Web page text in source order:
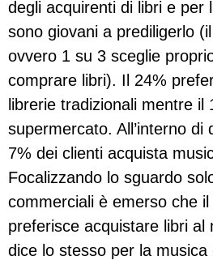
degli acquirenti di libri e per
sono giovani a prediligerlo
ovvero 1 su 3 sceglie
comprare libri). Il 24%
librerie tradizionali mentre il
supermercato. All’interno di
7% dei clienti acquista
Focalizzando lo sguardo
commerciali è emerso che
preferisce acquistare libri al
dice lo stesso per la musica